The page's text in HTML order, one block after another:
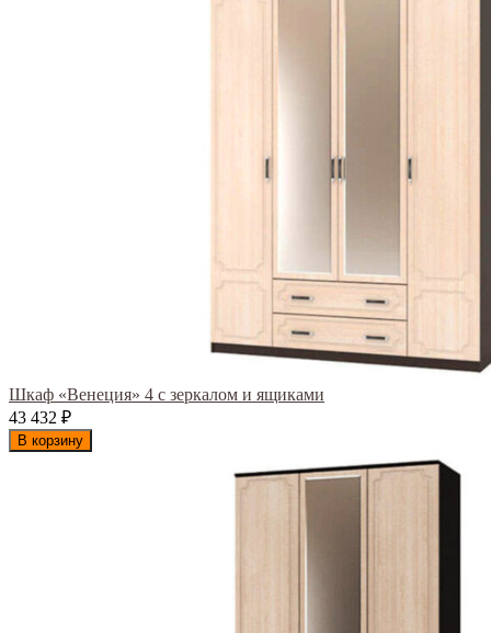
Шкаф «Венеция» 4 с зеркалом и ящиками
43 432 ₽
В корзину